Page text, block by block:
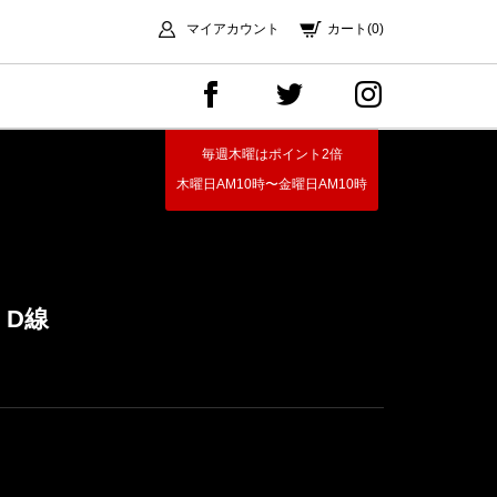
マイアカウント カート(0)
毎週木曜はポイント2倍
木曜日AM10時〜金曜日AM10時
線